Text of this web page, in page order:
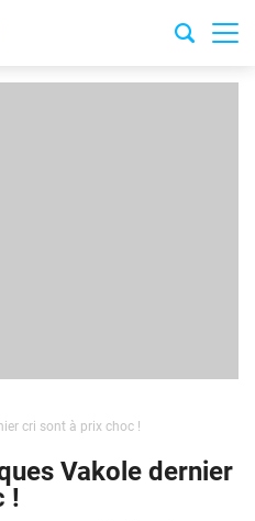
cri sont à prix choc !
Vakole dernier
!